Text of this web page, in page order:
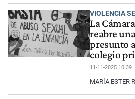
VIOLENCIA
La
reabre
presunto
colegio
11-11-2025 10:39
MARÍA ESTER